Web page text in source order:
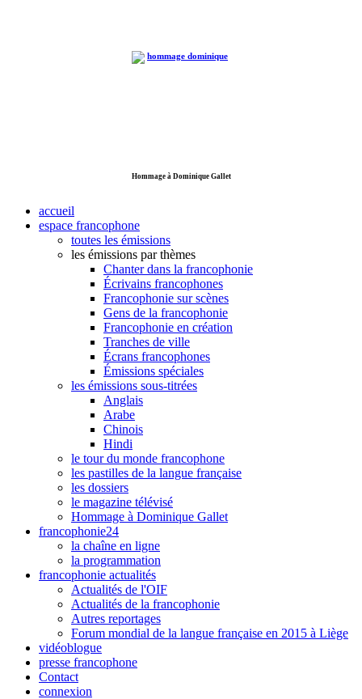
Hommage à Dominique Gallet
accueil
espace francophone
toutes les émissions
les émissions par thèmes
Chanter dans la francophonie
Écrivains francophones
Francophonie sur scènes
Gens de la francophonie
Francophonie en création
Tranches de ville
Écrans francophones
Émissions spéciales
les émissions sous-titrées
Anglais
Arabe
Chinois
Hindi
le tour du monde francophone
les pastilles de la langue française
les dossiers
le magazine télévisé
Hommage à Dominique Gallet
francophonie24
la chaîne en ligne
la programmation
francophonie actualités
Actualités de l'OIF
Actualités de la francophonie
Autres reportages
Forum mondial de la langue française en 2015 à Liège
vidéoblogue
presse francophone
Contact
connexion